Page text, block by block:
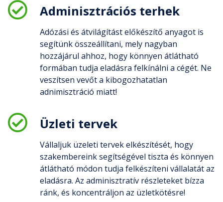
Adminisztrációs terhek
Adózási és átvilágítást előkészítő anyagot is
segítünk összeállítani, mely nagyban
hozzájárul ahhoz, hogy könnyen átlátható
formában tudja eladásra felkínálni a cégét. Ne
veszítsen vevőt a kibogozhatatlan
adnimisztráció miatt!
Üzleti tervek
Vállaljuk üzeleti tervek elkészítését, hogy
szakembereink segítségével tiszta és könnyen
átlátható módon tudja felkészíteni vállalatát az
eladásra. Az adminisztratív részleteket bízza
ránk, és koncentráljon az üzletkötésre!